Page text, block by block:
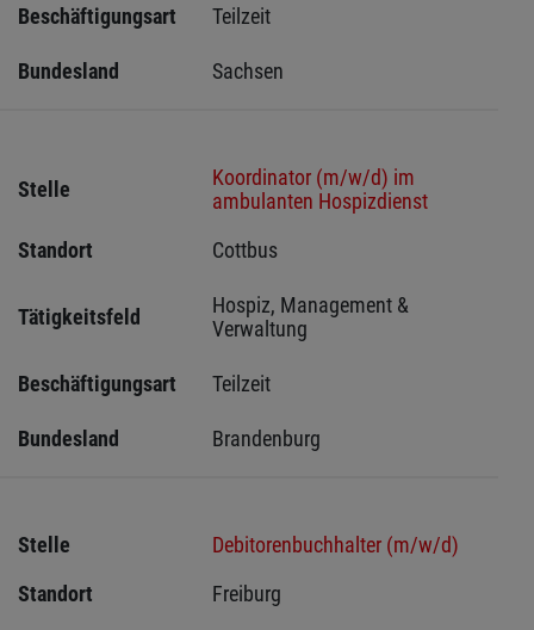
Beschäftigungsart Teilzeit
Bundesland Sachsen
Stelle
Koordinator (m/w/d) im
ambulanten Hospizdienst
Standort
Cottbus
Tätigkeitsfeld
Hospiz, Management &
Verwaltung
Beschäftigungsart Teilzeit
Bundesland Brandenburg
Stelle
Debitorenbuchhalter (m/w/d)
Standort
Freiburg